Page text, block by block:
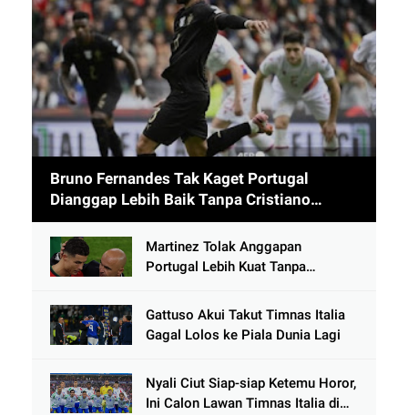
Bruno Fernandes Tak Kaget Portugal
Dianggap Lebih Baik Tanpa Cristiano
Ronaldo usai Cetak 9 Gol
Martinez Tolak Anggapan
Portugal Lebih Kuat Tanpa
di Bawah Thailand
Gattuso Akui Takut Timnas Italia
Gagal Lolos ke Piala Dunia Lagi
Nyali Ciut Siap-siap Ketemu Horor,
Ini Calon Lawan Timnas Italia di